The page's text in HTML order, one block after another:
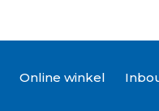
Online winkel